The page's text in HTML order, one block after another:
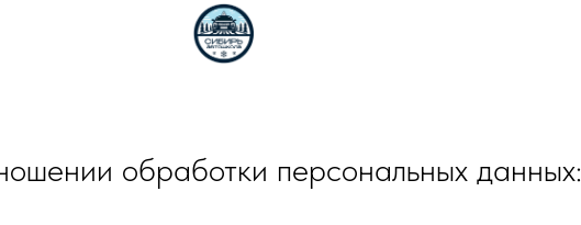
обработки персональных данных: